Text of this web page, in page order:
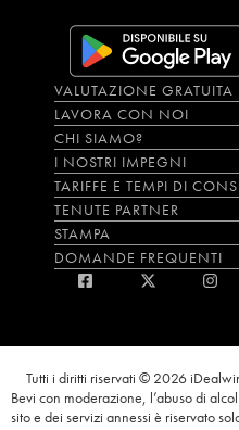
VALUTAZIONE GRATUITA
LAVORA CON NOI
CHI SIAMO?
I NOSTRI IMPEGNI
TARIFFE E TEMPI DI
TENUTE PARTNER
STAMPA
DOMANDE FREQUENTI
Tutti i diritti riservati © 2026
Bevi con moderazione, l’abuso di
sito e dei servizi annessi è riservato